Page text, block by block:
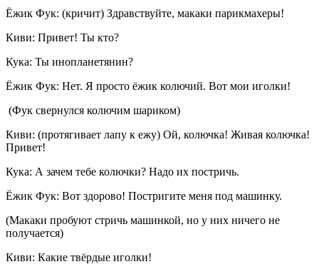
Ёжик Фук: (кричит) Здравствуйте, макаки парикмахеры!
Киви: Привет! Ты кто?
Кука: Ты инопланетянин?
Ёжик Фук: Нет. Я просто ёжик колючий. Вот мои иголки!
(Фук свернулся колючим шариком)
Киви: (протягивает лапу к ежу) Ой, колючка! Живая колючка!
Привет!
Кука: А зачем тебе колючки? Надо их постричь.
Ёжик Фук: Вот здорово! Постригите меня под машинку.
(Макаки пробуют стричь машинкой, но у них ничего не
получается)
Киви: Какие твёрдые иголки!